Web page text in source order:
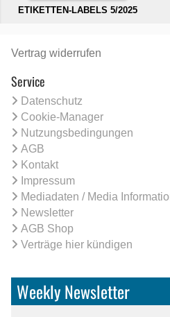
ETIKETTEN-LABELS 5/2025
Vertrag widerrufen
Service
Datenschutz
Cookie-Manager
Nutzungsbedingungen
AGB
Kontakt
Impressum
Mediadaten / Media
Newsletter
AGB Shop
Verträge hier kündigen
Weekly Newsletter